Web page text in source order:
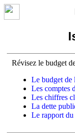
Révisez le budget
Le budget de
Les comptes
Les chiffres
La dette
Le rapport